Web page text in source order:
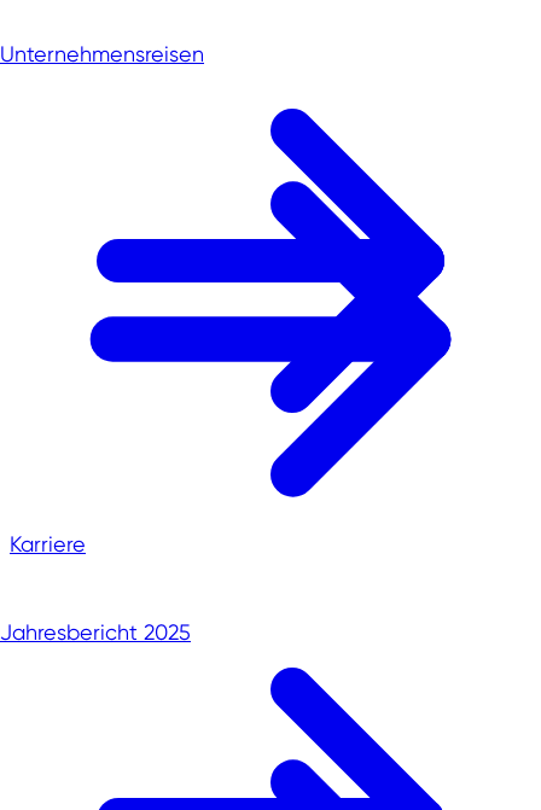
Karriere
Unternehmensreisen
Jahresbericht 2025